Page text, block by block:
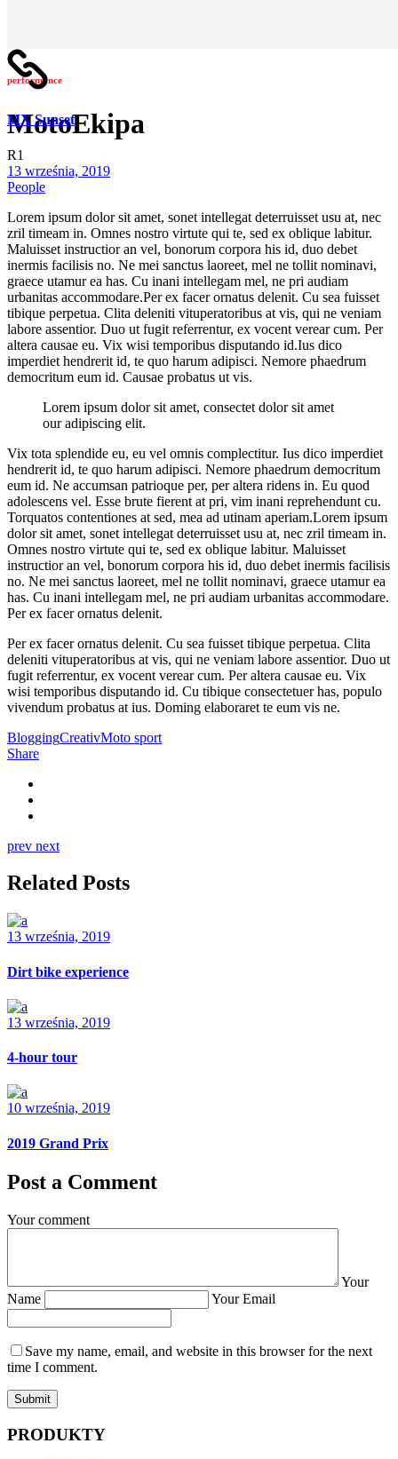
performance
MotoEkipa
MX Sunset
R1
13 września, 2019
People
Lorem ipsum dolor sit amet, sonet intellegat deterruisset usu at, nec
zril timeam in. Omnes nostro virtute qui te, sed ex oblique labitur.
Maluisset instructior an vel, bonorum corpora his id, duo debet
inermis facilisis no. Ne mei sanctus laoreet, mel ne tollit nominavi,
graece utamur ea has. Cu inani intellegam mel, ne pri audiam
urbanitas accommodare.Per ex facer ornatus delenit. Cu sea fuisset
tibique perpetua. Clita deleniti vituperatoribus at vis, qui ne veniam
labore assentior. Duo ut fugit referrentur, ex vocent verear cum. Per
altera causae eu. Vix wisi temporibus disputando id.Ius dico
imperdiet hendrerit id, te quo harum adipisci. Nemore phaedrum
democritum eum id. Causae probatus ut vis.
Lorem ipsum dolor sit amet, consectet dolor sit amet
our adipiscing elit.
Vix tota splendide eu, eu vel omnis complectitur. Ius dico imperdiet
hendrerit id, te quo harum adipisci. Nemore phaedrum democritum
eum id. Ne accumsan patrioque per, per altera ridens in. Eu quod
adolescens vel. Esse brute fierent at pri, vim inani reprehendunt cu.
Torquatos contentiones at sed, mea ad utinam aperiam.Lorem ipsum
dolor sit amet, sonet intellegat deterruisset usu at, nec zril timeam in.
Omnes nostro virtute qui te, sed ex oblique labitur. Maluisset
instructior an vel, bonorum corpora his id, duo debet inermis facilisis
no. Ne mei sanctus laoreet, mel ne tollit nominavi, graece utamur ea
has. Cu inani intellegam mel, ne pri audiam urbanitas accommodare.
Per ex facer ornatus delenit.
Per ex facer ornatus delenit. Cu sea fuisset tibique perpetua. Clita
deleniti vituperatoribus at vis, qui ne veniam labore assentior. Duo ut
fugit referrentur, ex vocent verear cum. Per altera causae eu. Vix
wisi temporibus disputando id. Cu tibique consectetuer has, populo
vivendum probatus at ius. Doming elaboraret te eum vis ne.
BloggingCreativMoto sport
Share
prev next
Related Posts
13 września, 2019
Dirt bike experience
13 września, 2019
4-hour tour
10 września, 2019
2019 Grand Prix
Post a Comment
Your comment
Your
Name
Your Email
Save my name, email, and website in this browser for the next
time I comment.
Submit
PRODUKTY